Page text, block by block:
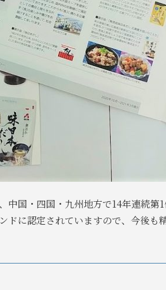
国・四国・九州地方で14年連続第1
ドに認定されていますので、今後も